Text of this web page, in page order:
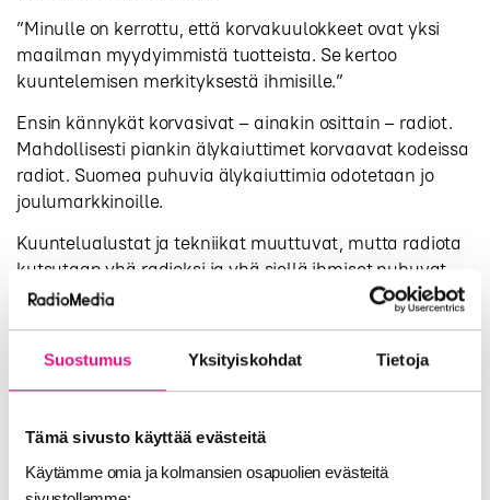
Suostumus Yksityiskohdat Tietoja
Tämä sivusto käyttää evästeitä
Käytämme omia ja kolmansien osapuolien evästeitä
”Minulle on kerrottu, että korvakuulokkeet ovat yksi
maailman myydyimmistä tuotteista. Se kertoo
kuuntelemisen merkityksestä ihmisille.”
Ensin kännykät korvasivat – ainakin osittain – radiot.
Mahdollisesti piankin älykaiuttimet korvaavat kodeissa
radiot. Suomea puhuvia älykaiuttimia odotetaan jo
joulumarkkinoille.
Kuuntelualustat ja tekniikat muuttuvat, mutta radiota
kutsutaan yhä radioksi ja yhä siellä ihmiset puhuvat
ihmisille.
SEURAAVAKSI BRYSSELISSÄkuulijoiden korvia
avataan radion tulevaisuudelle.
Paneelissa istuva brittiläinen radioalan konsultti
radion on pysyttävä ajankohtaisena. Kanavien on